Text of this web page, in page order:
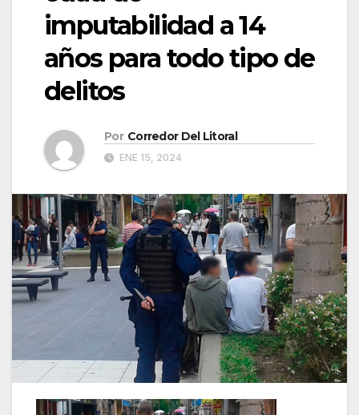
imputabilidad a 14
años para todo tipo de
delitos
Por Corredor Del Litoral
ENE 15, 2024